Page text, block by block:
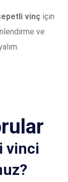
vinç için
ve
vinci